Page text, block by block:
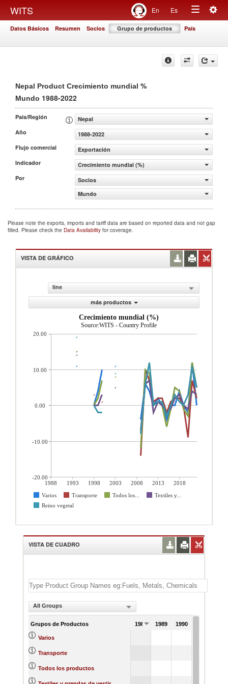
WITS En Es
Toggle
Datos Básicos Resumen Socios Grupo de productos País
Nepal Product Crecimiento mundial %
Mundo 1988-2022
País/Región
Nepal
Año
1988-2022
Flujo comercial
Exportación
Indicador
Crecimiento mundial (%)
Por
Socios
Mundo
Please note the exports, imports and tariff data are based on reported data and not gap
filled. Please check the Data Availability for coverage.
VISTA DE GRÁFICO
line
más productos
Crecimiento mundial (%)
Source:WITS - Country Profile
1988 1993 1998 2003 2008 2013
2018
Varios
Transporte Todos los...
Textiles y...
Reino vegetal
20.00
10.00
0.00
-10.00
-20.00
VISTA DE CUADRO
All Groups
Grupos de Productos 1988 1989 1990
Varios
Transporte
Todos los productos